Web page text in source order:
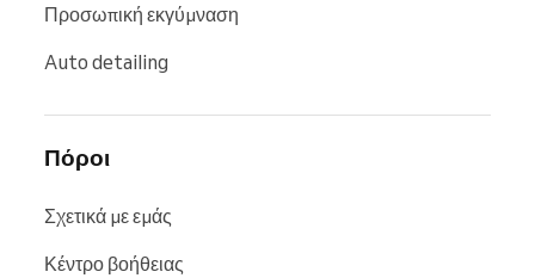
Προσωπική εκγύμναση
Auto detailing
Πόροι
Σχετικά με εμάς
Κέντρο βοήθειας